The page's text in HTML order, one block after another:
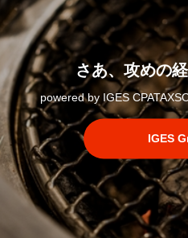
さあ、攻めの
powered by IGES
IGES